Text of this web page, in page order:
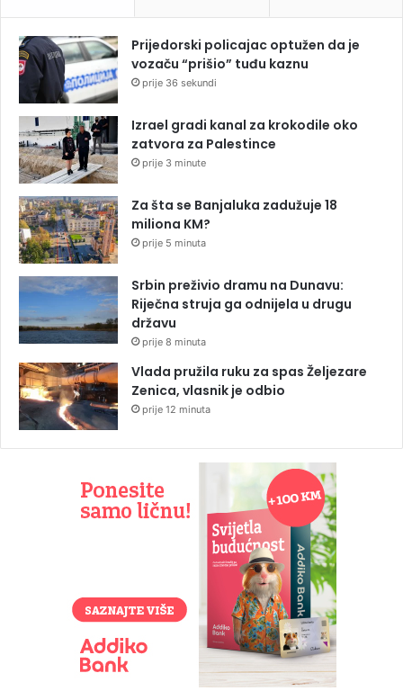
Prijedorski policajac optužen da je
vozaču “prišio” tuđu kaznu
prije 36 sekundi
Izrael gradi kanal za krokodile oko
zatvora za Palestince
prije 3 minute
Za šta se Banjaluka zadužuje 18
miliona KM?
prije 5 minuta
Srbin preživio dramu na Dunavu:
Riječna struja ga odnijela u drugu
državu
prije 8 minuta
Vlada pružila ruku za spas Željezare
Zenica, vlasnik je odbio
prije 12 minuta